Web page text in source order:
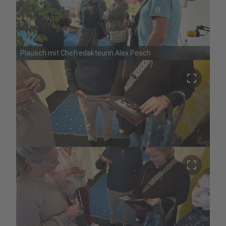
Plausch mit Chefredakteurin Alex Pesch
crop_free
crop_free